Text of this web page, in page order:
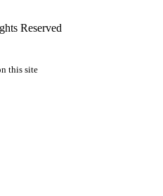
Reserved
this site